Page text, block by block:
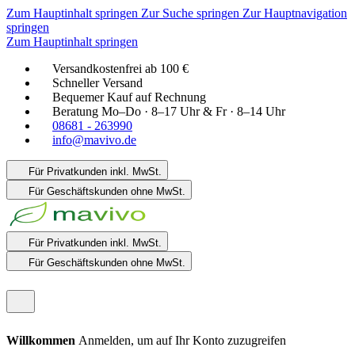
Zum Hauptinhalt springen Zur Suche springen Zur Hauptnavigation
springen
Zum Hauptinhalt springen
Versandkostenfrei ab 100 €
Schneller Versand
Bequemer Kauf auf Rechnung
Beratung Mo–Do · 8–17 Uhr & Fr · 8–14 Uhr
08681 - 263990
info@mavivo.de
Für Privatkunden inkl. MwSt.
Für Geschäftskunden ohne MwSt.
Für Privatkunden inkl. MwSt.
Für Geschäftskunden ohne MwSt.
Willkommen Anmelden, um auf Ihr Konto zuzugreifen